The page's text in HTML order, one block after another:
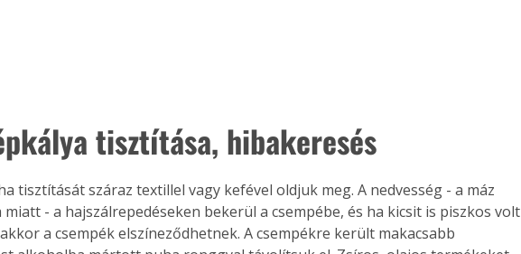
új,
áron, 0 Ft postaköltséggel
megrendelhetők!
tisztítása, hibakeresés
tisztítását száraz textillel vagy kefével oldjuk meg. A nedvesség - a máz
- a hajszálrepedéseken bekerül a csempébe, és ha kicsit is piszkos volt
a csempék elszíneződhetnek. A csempékre került makacsabb